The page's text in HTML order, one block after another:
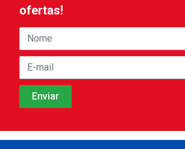
ofertas!